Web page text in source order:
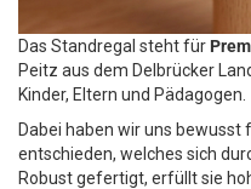
Das Standregal steht für
Peitz aus dem Delbrücker
Kinder, Eltern und Pädagogen.
Dabei haben wir uns bewusst
entschieden, welches sich
Robust gefertigt, erfüllt sie